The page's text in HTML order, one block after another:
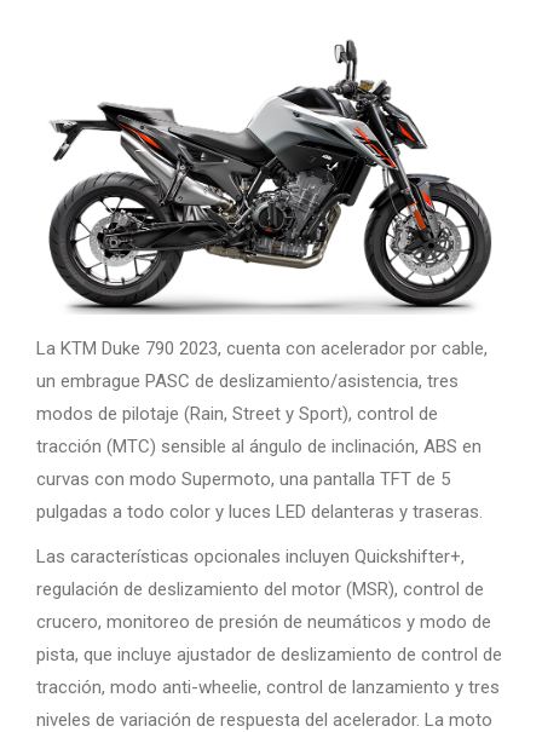
La KTM Duke 790 2023, cuenta con acelerador por cable,
un embrague PASC de deslizamiento/asistencia, tres
modos de pilotaje (Rain, Street y Sport), control de
tracción (MTC) sensible al ángulo de inclinación, ABS en
curvas con modo Supermoto, una pantalla TFT de 5
pulgadas a todo color y luces LED delanteras y traseras.
Las características opcionales incluyen Quickshifter+,
regulación de deslizamiento del motor (MSR), control de
crucero, monitoreo de presión de neumáticos y modo de
pista, que incluye ajustador de deslizamiento de control de
tracción, modo anti-wheelie, control de lanzamiento y tres
niveles de variación de respuesta del acelerador. La moto